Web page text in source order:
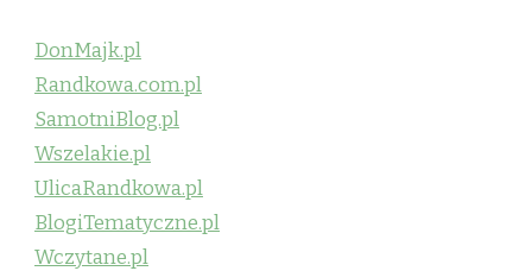
DonMajk.pl
Randkowa.com.pl
SamotniBlog.pl
Wszelakie.pl
UlicaRandkowa.pl
BlogiTematyczne.pl
Wczytane.pl